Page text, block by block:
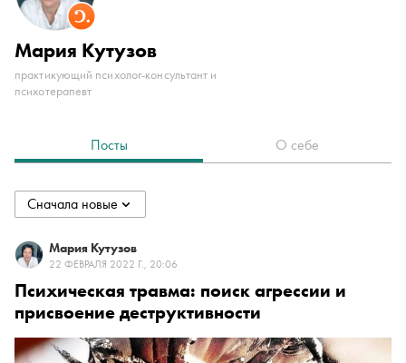
Мария Кутузов
практикующий психолог-консультант и
психотерапевт
Посты О себе
Сначала новые
collapsed
Сначала новые
Сначала старые
По популярности
Мария Кутузов
22 ФЕВРАЛЯ 2022 Г., 20:06
Психическая травма: поиск агрессии и
присвоение деструктивности